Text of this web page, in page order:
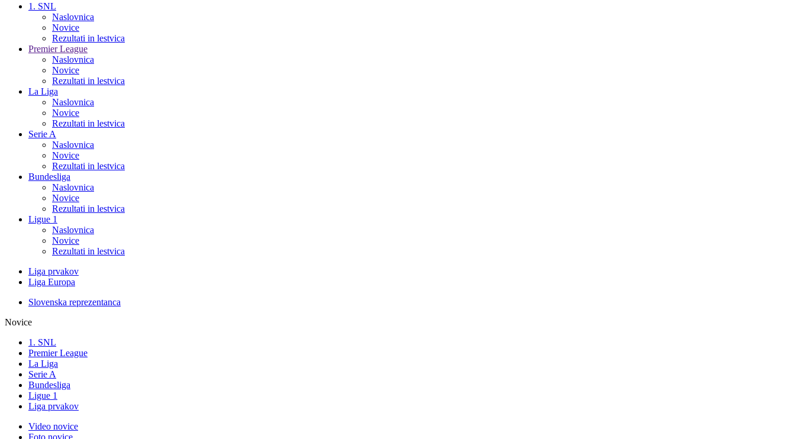
1. SNL
Naslovnica
Novice
Rezultati in lestvica
Premier League
Naslovnica
Novice
Rezultati in lestvica
La Liga
Naslovnica
Novice
Rezultati in lestvica
Serie A
Naslovnica
Novice
Rezultati in lestvica
Bundesliga
Naslovnica
Novice
Rezultati in lestvica
Ligue 1
Naslovnica
Novice
Rezultati in lestvica
Liga prvakov
Liga Europa
Slovenska reprezentanca
Novice
1. SNL
Premier League
La Liga
Serie A
Bundesliga
Ligue 1
Liga prvakov
Video novice
Foto novice